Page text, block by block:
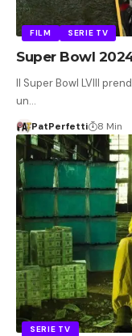
FILM SERIE TV
Super Bowl
Il Super Bowl LVIII
un…
PatPerfetti 8 Min
SERIE TV